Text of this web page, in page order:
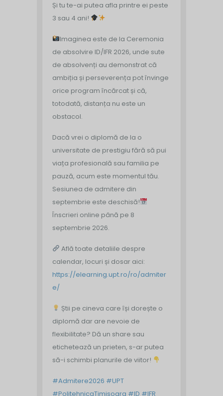
Și tu te-ai putea afla printre ei peste
3 sau 4 ani!
Imaginea este de la Ceremonia
de absolvire ID/IFR 2026, unde sute
de absolvenți au demonstrat că
ambiția și perseverența pot învinge
orice program încărcat și că,
totodată, distanța nu este un
obstacol.
Dacă vrei o diplomă de la o
universitate de prestigiu fără să pui
viața profesională sau familia pe
pauză, acum este momentul tău.
Sesiunea de admitere din
septembrie este deschisă!
Înscrieri online până pe 8
septembrie 2026.
Află toate detaliile despre
calendar, locuri și dosar aici:
https://elearning.upt.ro/ro/admiter
e/
Știi pe cineva care își dorește o
diplomă dar are nevoie de
flexibilitate? Dă un share sau
etichetează un prieten, s-ar putea
să-i schimbi planurile de viitor!
#Admitere2026 #UPT
#PolitehnicaTimisoara #ID #IFR